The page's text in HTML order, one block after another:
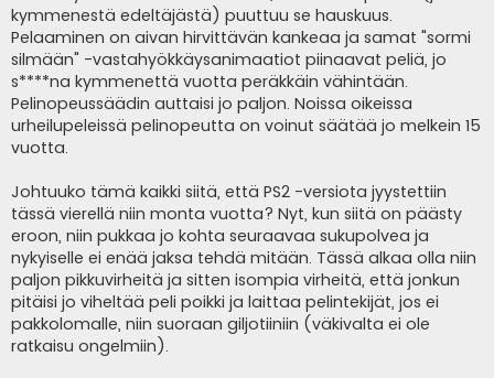
kymmenestä edeltäjästä) puuttuu se hauskuus.
Pelaaminen on aivan hirvittävän kankeaa ja samat "sormi
silmään" -vastahyökkäysanimaatiot piinaavat peliä, jo
s****na kymmenettä vuotta peräkkäin vähintään.
Pelinopeussäädin auttaisi jo paljon. Noissa oikeissa
urheilupeleissä pelinopeutta on voinut säätää jo melkein 15
vuotta.
Johtuuko tämä kaikki siitä, että PS2 -versiota jyystettiin
tässä vierellä niin monta vuotta? Nyt, kun siitä on päästy
eroon, niin pukkaa jo kohta seuraavaa sukupolvea ja
nykyiselle ei enää jaksa tehdä mitään. Tässä alkaa olla niin
paljon pikkuvirheitä ja sitten isompia virheitä, että jonkun
pitäisi jo viheltää peli poikki ja laittaa pelintekijät, jos ei
pakkolomalle, niin suoraan giljotiiniin (väkivalta ei ole
ratkaisu ongelmiin).